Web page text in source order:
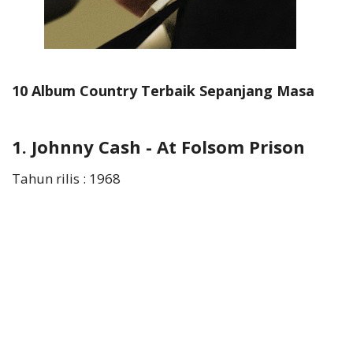
10 Album Country Terbaik Sepanjang Masa
1. Johnny Cash - At Folsom Prison
Tahun rilis : 1968